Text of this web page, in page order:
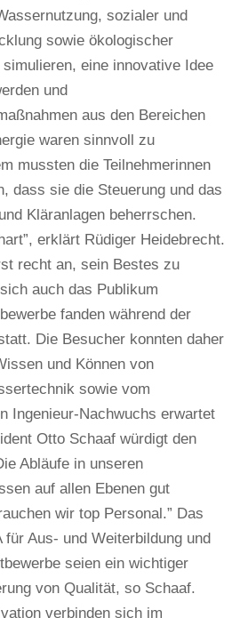
sozialer und
sowie ökologischer
eine innovative Idee
und
aus den Bereichen
waren sinnvoll zu
mussten die Teilnehmerinnen
dass sie die Steuerung und das
Kläranlagen beherrschen.
erklärt Rüdiger Heidebrecht.
recht an, sein Bestes zu
auch das Publikum
fanden während der
Die Besucher konnten daher
und Können von
sowie vom
Ingenieur-Nachwuchs erwartet
Otto Schaaf würdigt den
Abläufe in unseren
auf allen Ebenen gut
wir top Personal.” Das
für Aus- und Weiterbildung und
seien ein wichtiger
von Qualität, so Schaaf.
verbinden sich im